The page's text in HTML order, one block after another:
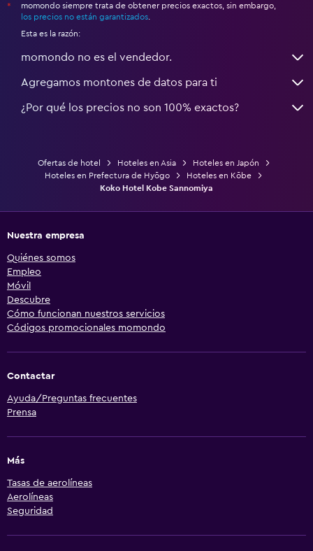
*
momondo siempre trata de obtener precios exactos, sin embargo,
los precios no están garantizados
Esta es la razón:
momondo no es el vendedor.
Agregamos montones de datos para ti
¿Por qué los precios no son 100% exactos?
Ofertas de hotel Hoteles en Asia
Hoteles en Japón
Hoteles en Prefectura de Hyōgo
Hoteles en Kōbe
Koko Hotel Kobe Sannomiya
Nuestra empresa
Quiénes somos
Empleo
Móvil
Descubre
Cómo funcionan nuestros servicios
Códigos promocionales momondo
Contactar
Ayuda/Preguntas frecuentes
Prensa
Más
Tasas de aerolíneas
Aerolíneas
Seguridad